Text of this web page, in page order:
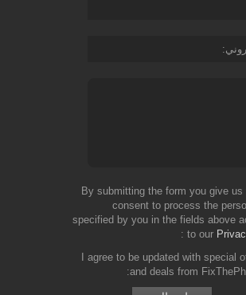
By submitting the form you give us
consent to process the
specified by you in the fields above
to our
I agree to be updated with special
and deals from